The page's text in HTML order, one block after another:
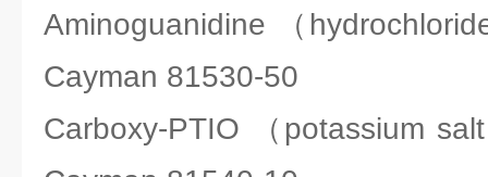
Aminoguanidine （
Cayman 81530-50
Carboxy-PTIO （potassium